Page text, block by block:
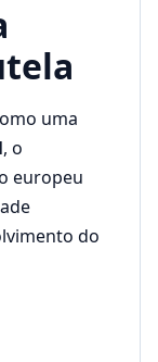
uma
, o
europeu
do